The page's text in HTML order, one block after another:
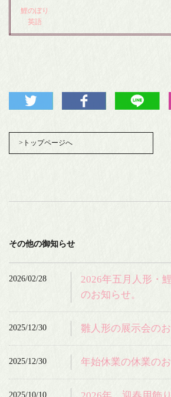
鯉のぼり
英語
>トップページへ
その他の御知らせ
2026/02/28
2026年五月人形・
のお知らせ。
2025/12/30 雛人形の展示会の
2025/12/30 年始休業の休業の
2025/10/10